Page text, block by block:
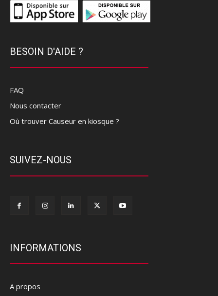
BESOIN D'AIDE ?
FAQ
Nous contacter
Où trouver Causeur en kiosque ?
SUIVEZ-NOUS
INFORMATIONS
A propos